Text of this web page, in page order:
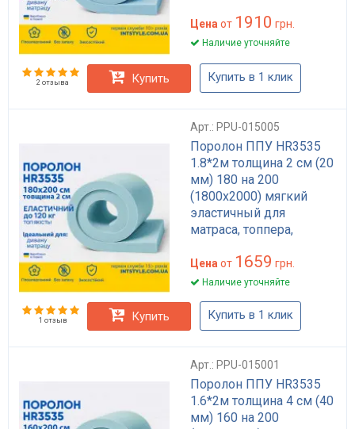
Цена от 1910 грн.
Наличие уточняйте
2 отзыва Купить Купить в 1 клик
Арт.: PPU-015005
Поролон ППУ HR3535
1.8*2м толщина 2 см (20
мм) 180 на 200
(1800х2000) мягкий
эластичный для
матраса, топпера,
Цена от 1659 грн.
Наличие уточняйте
1 отзыв Купить Купить в 1 клик
Арт.: PPU-015001
Поролон ППУ HR3535
1.6*2м толщина 4 см (40
мм) 160 на 200